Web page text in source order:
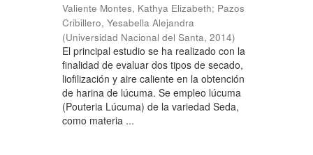
Valiente Montes, Kathya Elizabeth; Pazos
Cribillero, Yesabella Alejandra
(Universidad Nacional del Santa, 2014)
El principal estudio se ha realizado con la
finalidad de evaluar dos tipos de secado,
liofilización y aire caliente en la obtención
de harina de lúcuma. Se empleo lúcuma
(Pouteria Lúcuma) de la variedad Seda,
como materia ...